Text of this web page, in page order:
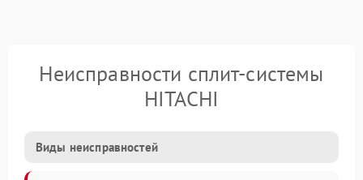
Неисправности сплит-системы
HITACHI
Виды неисправностей